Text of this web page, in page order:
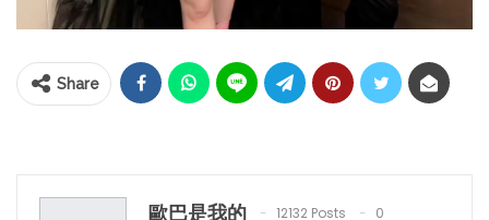
Share
歐巴是我的 12132 Posts 0